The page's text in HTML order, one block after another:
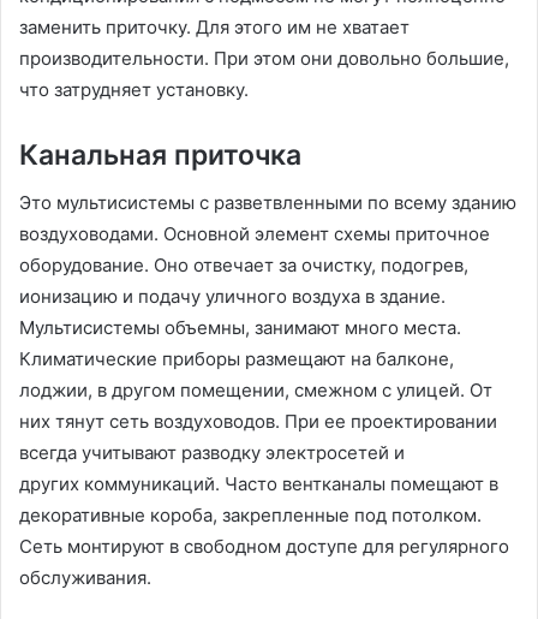
заменить приточку. Для этого им не хватает
производительности. При этом они довольно большие,
что затрудняет установку.
Канальная приточка
Это мультисистемы с разветвленными по всему зданию
воздуховодами. Основной элемент схемы приточное
оборудование. Оно отвечает за очистку, подогрев,
ионизацию и подачу уличного воздуха в здание.
Мультисистемы объемны, занимают много места.
Климатические приборы размещают на балконе,
лоджии, в другом помещении, смежном с улицей. От
них тянут сеть воздуховодов. При ее проектировании
всегда учитывают разводку электросетей и
других коммуникаций. Часто вентканалы помещают в
декоративные короба, закрепленные под потолком.
Сеть монтируют в свободном доступе для регулярного
обслуживания.